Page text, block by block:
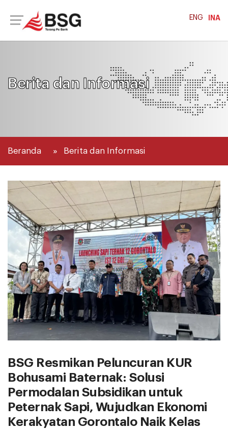
INA
ENG
Berita dan Informasi
Beranda Berita dan Informasi
BSG Resmikan Peluncuran KUR
Bohusami Baternak: Solusi
Permodalan Subsidikan untuk
Peternak Sapi, Wujudkan Ekonomi
Kerakyatan Gorontalo Naik Kelas